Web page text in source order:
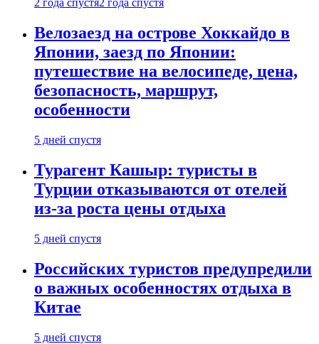
2 года спустя2 года спустя
Велозаезд на острове Хоккайдо в
Японии, заезд по Японии:
путешествие на велосипеде, цена,
безопасность, маршрут,
особенности
5 дней спустя
Турагент Кашыр: туристы в
Турции отказываются от отелей
из-за роста цены отдыха
5 дней спустя
Российских туристов предупредили
о важных особенностях отдыха в
Китае
5 дней спустя